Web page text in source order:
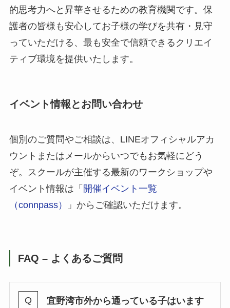
的思考力へと昇華させるための教育機関です。保
護者の皆様も安心してお子様の学びを共有・見守
っていただける、最も安全で信頼できるクリエイ
ティブ環境を提供いたします。
イベント情報とお問い合わせ
個別のご質問やご相談は、LINEオフィシャルアカ
ウントまたはメールからいつでもお気軽にどう
ぞ。スクールが主催する最新のワークショップや
イベント情報は「 開催イベント一覧
（connpass）
」からご確認いただけます。
FAQ – よくあるご質問
宜野湾市外から通っている子はいます